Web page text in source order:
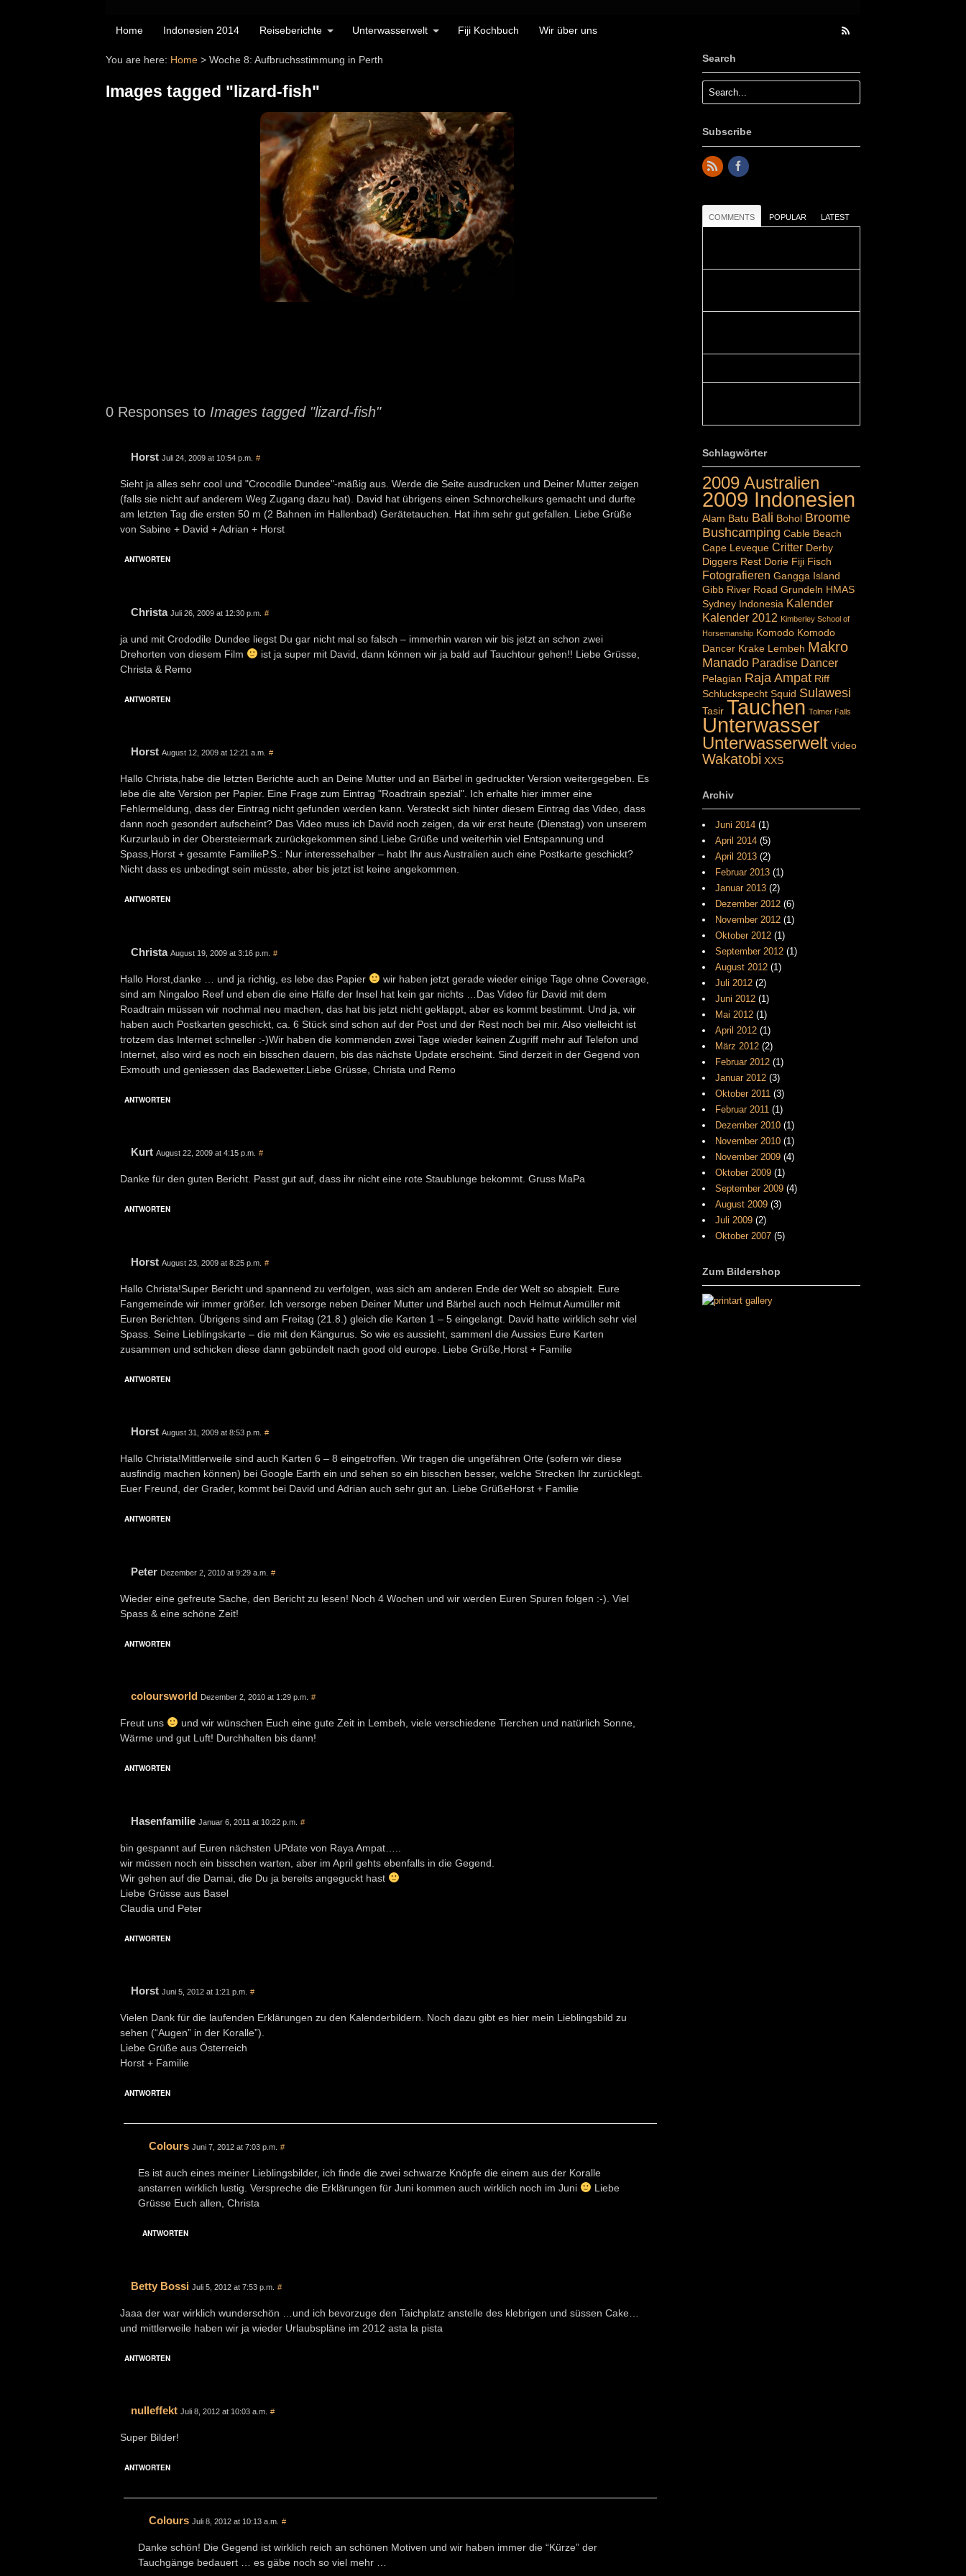
Home Indonesien 2014 Reiseberichte Unterwasserwelt Fiji Kochbuch Wir über uns
You are here: Home > Woche 8: Aufbruchsstimmung in Perth
Images tagged "lizard-fish"
0 Responses to Images tagged "lizard-fish"
Horst Juli 24, 2009 at 10:54 p.m. #
Sieht ja alles sehr cool und "Crocodile Dundee"-mäßig aus. Werde die Seite ausdrucken und Deiner Mutter zeigen
(falls sie nicht auf anderem Weg Zugang dazu hat). David hat übrigens einen Schnorchelkurs gemacht und durfte
am letzten Tag die ersten 50 m (2 Bahnen im Hallenbad) Gerätetauchen. Hat ihm sehr gut gefallen. Liebe Grüße
von Sabine + David + Adrian + Horst
ANTWORTEN
Christa Juli 26, 2009 at 12:30 p.m. #
ja und mit Crododile Dundee liegst Du gar nicht mal so falsch – immerhin waren wir bis jetzt an schon zwei
Drehorten von diesem Film
ist ja super mit David, dann können wir ja bald auf Tauchtour gehen!! Liebe Grüsse,
Christa & Remo
ANTWORTEN
Horst August 12, 2009 at 12:21 a.m. #
Hallo Christa,habe die letzten Berichte auch an Deine Mutter und an Bärbel in gedruckter Version weitergegeben. Es
lebe die alte Version per Papier. Eine Frage zum Eintrag "Roadtrain spezial". Ich erhalte hier immer eine
Fehlermeldung, dass der Eintrag nicht gefunden werden kann. Versteckt sich hinter diesem Eintrag das Video, dass
dann noch gesondert aufscheint? Das Video muss ich David noch zeigen, da wir erst heute (Dienstag) von unserem
Kurzurlaub in der Obersteiermark zurückgekommen sind.Liebe Grüße und weiterhin viel Entspannung und
Spass,Horst + gesamte FamilieP.S.: Nur interessehalber – habt Ihr aus Australien auch eine Postkarte geschickt?
Nicht dass es unbedingt sein müsste, aber bis jetzt ist keine angekommen.
ANTWORTEN
Christa August 19, 2009 at 3:16 p.m. #
Hallo Horst,danke … und ja richtig, es lebe das Papier
wir haben jetzt gerade wieder einige Tage ohne Coverage,
sind am Ningaloo Reef und eben die eine Hälfe der Insel hat kein gar nichts …Das Video für David mit dem
Roadtrain müssen wir nochmal neu machen, das hat bis jetzt nicht geklappt, aber es kommt bestimmt. Und ja, wir
haben auch Postkarten geschickt, ca. 6 Stück sind schon auf der Post und der Rest noch bei mir. Also vielleicht ist
trotzem das Internet schneller :-)Wir haben die kommenden zwei Tage wieder keinen Zugriff mehr auf Telefon und
Internet, also wird es noch ein bisschen dauern, bis das nächste Update erscheint. Sind derzeit in der Gegend von
Exmouth und geniessen das Badewetter.Liebe Grüsse, Christa und Remo
ANTWORTEN
Kurt August 22, 2009 at 4:15 p.m. #
Danke für den guten Bericht. Passt gut auf, dass ihr nicht eine rote Staublunge bekommt. Gruss MaPa
ANTWORTEN
Horst August 23, 2009 at 8:25 p.m. #
Hallo Christa!Super Bericht und spannend zu verfolgen, was sich am anderen Ende der Welt so abspielt. Eure
Fangemeinde wir immer größer. Ich versorge neben Deiner Mutter und Bärbel auch noch Helmut Aumüller mit
Euren Berichten. Übrigens sind am Freitag (21.8.) gleich die Karten 1 – 5 eingelangt. David hatte wirklich sehr viel
Spass. Seine Lieblingskarte – die mit den Kängurus. So wie es aussieht, sammenl die Aussies Eure Karten
zusammen und schicken diese dann gebündelt nach good old europe. Liebe Grüße,Horst + Familie
ANTWORTEN
Horst August 31, 2009 at 8:53 p.m. #
Hallo Christa!Mittlerweile sind auch Karten 6 – 8 eingetroffen. Wir tragen die ungefähren Orte (sofern wir diese
ausfindig machen können) bei Google Earth ein und sehen so ein bisschen besser, welche Strecken Ihr zurücklegt.
Euer Freund, der Grader, kommt bei David und Adrian auch sehr gut an. Liebe GrüßeHorst + Familie
ANTWORTEN
Peter Dezember 2, 2010 at 9:29 a.m. #
Wieder eine gefreute Sache, den Bericht zu lesen! Noch 4 Wochen und wir werden Euren Spuren folgen :-). Viel
Spass & eine schöne Zeit!
ANTWORTEN
coloursworld Dezember 2, 2010 at 1:29 p.m. #
Freut uns
und wir wünschen Euch eine gute Zeit in Lembeh, viele verschiedene Tierchen und natürlich Sonne,
Wärme und gut Luft! Durchhalten bis dann!
ANTWORTEN
Hasenfamilie Januar 6, 2011 at 10:22 p.m. #
bin gespannt auf Euren nächsten UPdate von Raya Ampat…..
wir müssen noch ein bisschen warten, aber im April gehts ebenfalls in die Gegend.
Wir gehen auf die Damai, die Du ja bereits angeguckt hast
Liebe Grüsse aus Basel
Claudia und Peter
ANTWORTEN
Horst Juni 5, 2012 at 1:21 p.m. #
Vielen Dank für die laufenden Erklärungen zu den Kalenderbildern. Noch dazu gibt es hier mein Lieblingsbild zu
sehen (“Augen” in der Koralle”).
Liebe Grüße aus Österreich
Horst + Familie
ANTWORTEN
Colours Juni 7, 2012 at 7:03 p.m. #
Es ist auch eines meiner Lieblingsbilder, ich finde die zwei schwarze Knöpfe die einem aus der Koralle
anstarren wirklich lustig. Verspreche die Erklärungen für Juni kommen auch wirklich noch im Juni
Liebe
Grüsse Euch allen, Christa
ANTWORTEN
Betty Bossi Juli 5, 2012 at 7:53 p.m. #
Jaaa der war wirklich wunderschön …und ich bevorzuge den Taichplatz anstelle des klebrigen und süssen Cake…
und mittlerweile haben wir ja wieder Urlaubspläne im 2012 asta la pista
ANTWORTEN
nulleffekt Juli 8, 2012 at 10:03 a.m. #
Super Bilder!
ANTWORTEN
Colours Juli 8, 2012 at 10:13 a.m. #
Danke schön! Die Gegend ist wirklich reich an schönen Motiven und wir haben immer die “Kürze” der
Tauchgänge bedauert … es gäbe noch so viel mehr …
Search
Subscribe
COMMENTS POPULAR LATEST
Schlagwörter
2009 Australien
2009 Indonesien
Alam Batu Bali Bohol Broome
Bushcamping Cable Beach
Cape Leveque Critter Derby
Diggers Rest Dorie Fiji Fisch
Fotografieren Gangga Island
Gibb River Road Grundeln HMAS
Sydney Indonesia Kalender
Kalender 2012 Kimberley School of
Horsemanship Komodo Komodo
Dancer Krake Lembeh Makro
Manado Paradise Dancer
Pelagian Raja Ampat Riff
Schluckspecht Squid Sulawesi
Tasir Tauchen Tolmer Falls
Unterwasser
Unterwasserwelt Video
Wakatobi XXS
Archiv
Juni 2014(1)
April 2014(5)
April 2013(2)
Februar 2013(1)
Januar 2013(2)
Dezember 2012(6)
November 2012(1)
Oktober 2012(1)
September 2012(1)
August 2012(1)
Juli 2012(2)
Juni 2012(1)
Mai 2012(1)
April 2012(1)
März 2012(2)
Februar 2012(1)
Januar 2012(3)
Oktober 2011(3)
Februar 2011(1)
Dezember 2010(1)
November 2010(1)
November 2009(4)
Oktober 2009(1)
September 2009(4)
August 2009(3)
Juli 2009(2)
Oktober 2007(5)
Zum Bildershop